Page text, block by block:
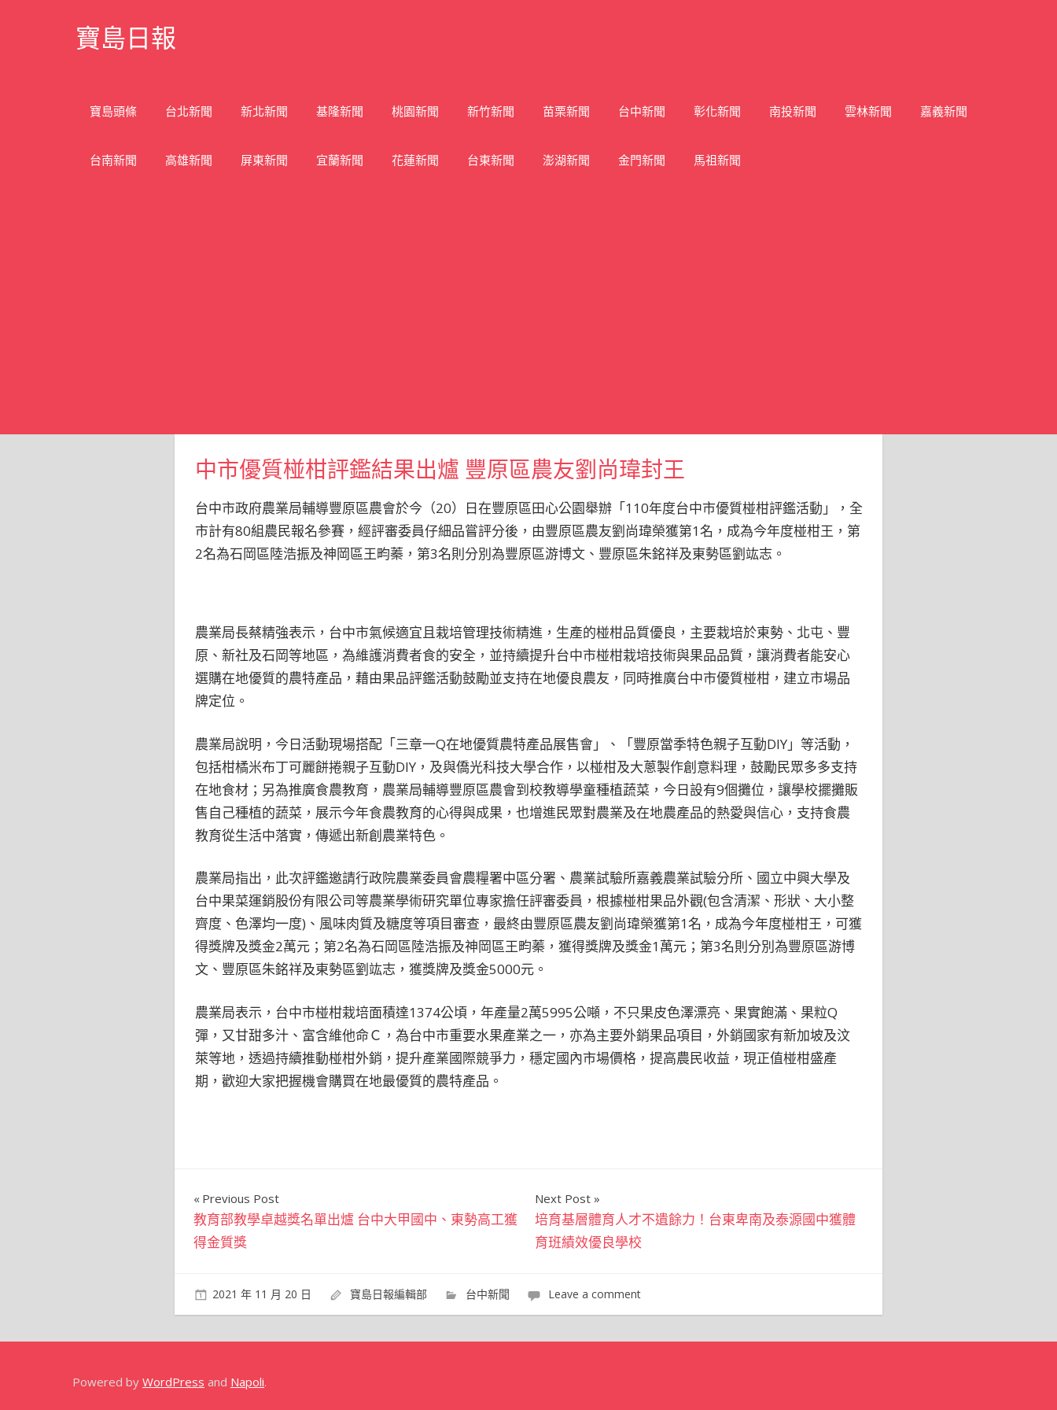
寶島日報
寶島頭條 台北新聞 新北新聞 基隆新聞 桃園新聞 新竹新聞 苗栗新聞 台中新聞 彰化新聞 南投新聞 雲林新聞 嘉義新聞
台南新聞 高雄新聞 屏東新聞 宜蘭新聞 花蓮新聞 台東新聞 澎湖新聞 金門新聞 馬祖新聞
中市優質椪柑評鑑結果出爐 豐原區農友劉尚瑋封王
台中市政府農業局輔導豐原區農會於今（20）日在豐原區田心公園舉辦「110年度台中市優質椪柑評鑑活動」，全
市計有80組農民報名參賽，經評審委員仔細品嘗評分後，由豐原區農友劉尚瑋榮獲第1名，成為今年度椪柑王，第
2名為石岡區陸浩振及神岡區王畇蓁，第3名則分別為豐原區游博文、豐原區朱銘祥及東勢區劉竑志。
農業局長蔡精強表示，台中市氣候適宜且栽培管理技術精進，生產的椪柑品質優良，主要栽培於東勢、北屯、豐
原、新社及石岡等地區，為維護消費者食的安全，並持續提升台中市椪柑栽培技術與果品品質，讓消費者能安心
選購在地優質的農特產品，藉由果品評鑑活動鼓勵並支持在地優良農友，同時推廣台中市優質椪柑，建立市場品
牌定位。
農業局說明，今日活動現場搭配「三章一Q在地優質農特產品展售會」、「豐原當季特色親子互動DIY」等活動，
包括柑橘米布丁可麗餅捲親子互動DIY，及與僑光科技大學合作，以椪柑及大蔥製作創意料理，鼓勵民眾多多支持
在地食材；另為推廣食農教育，農業局輔導豐原區農會到校教導學童種植蔬菜，今日設有9個攤位，讓學校擺攤販
售自己種植的蔬菜，展示今年食農教育的心得與成果，也增進民眾對農業及在地農產品的熱愛與信心，支持食農
教育從生活中落實，傳遞出新創農業特色。
農業局指出，此次評鑑邀請行政院農業委員會農糧署中區分署、農業試驗所嘉義農業試驗分所、國立中興大學及
台中果菜運銷股份有限公司等農業學術研究單位專家擔任評審委員，根據椪柑果品外觀(包含清潔、形狀、大小整
齊度、色澤均一度)、風味肉質及糖度等項目審查，最終由豐原區農友劉尚瑋榮獲第1名，成為今年度椪柑王，可獲
得獎牌及獎金2萬元；第2名為石岡區陸浩振及神岡區王畇蓁，獲得獎牌及獎金1萬元；第3名則分別為豐原區游博
文、豐原區朱銘祥及東勢區劉竑志，獲獎牌及獎金5000元。
農業局表示，台中市椪柑栽培面積達1374公頃，年產量2萬5995公噸，不只果皮色澤漂亮、果實飽滿、果粒Q
彈，又甘甜多汁、富含維他命Ｃ，為台中市重要水果產業之一，亦為主要外銷果品項目，外銷國家有新加坡及汶
萊等地，透過持續推動椪柑外銷，提升產業國際競爭力，穩定國內市場價格，提高農民收益，現正值椪柑盛產
期，歡迎大家把握機會購買在地最優質的農特產品。
文
章
覽
Previous Post
教育部教學卓越獎名單出爐 台中大甲國中、東勢高工獲
得金質獎
Next Post
培育基層體育人才不遺餘力！台東卑南及泰源國中獲體
育班績效優良學校
2021 年 11 月 20 日 寶島日報編輯部 台中新聞 Leave a comment
Powered by WordPress and Napoli.